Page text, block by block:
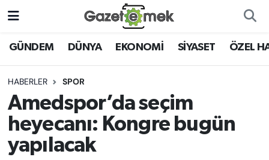
GÜNDEM DÜNYA EKONOMİ SİYASET ÖZEL
HABERLER SPOR
Amedspor’da seçim
heyecanı: Kongre bugün
yapılacak
DÜNYA
EKONOMİ
EMEK HABERLERİ
YENİ MEDYADA EMEK
GAZETECİLİĞİNİ GELİŞTİRMEK
Nöbetçi Eczaneler
Hava Durumu
İstanbul Namaz Vakitleri
Trafik Durumu